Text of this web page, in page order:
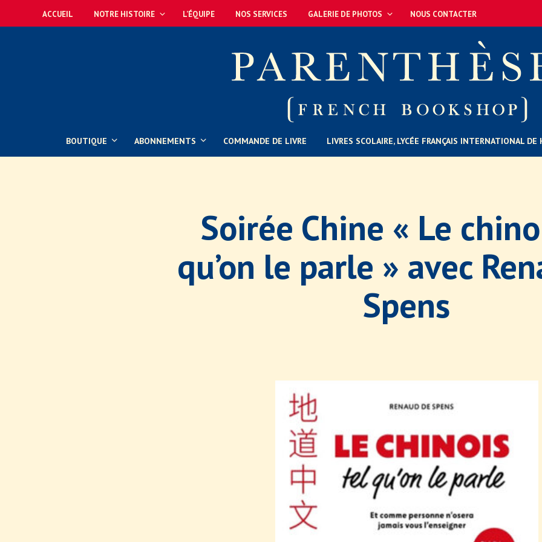
ACCUEIL NOTRE HISTOIRE L’ÉQUIPE NOS SERVICES GALERIE DE PHOTOS NOUS CONTACTER
BOUTIQUE ABONNEMENTS COMMANDE DE LIVRE LIVRES SCOLAIRE, LYCÉE FRANÇAIS INTERNATIONAL DE
Soirée Chine « Le
qu’on le parle » avec
Spens